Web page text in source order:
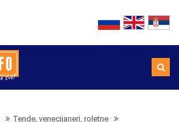
Tende, venecijaneri, roletne